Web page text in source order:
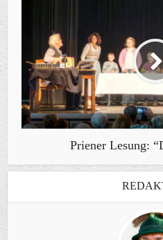
Priener Lesung: